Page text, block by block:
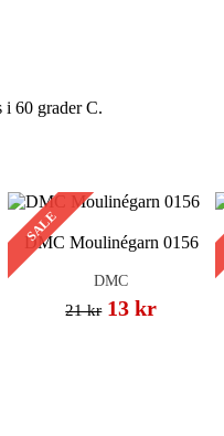
i 60 grader C.
SALE
DMC Moulinégarn 0156
DMC
21 kr 13 kr